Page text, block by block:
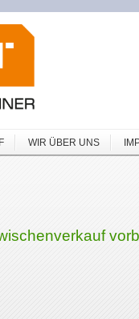
WIR ÜBER UNS